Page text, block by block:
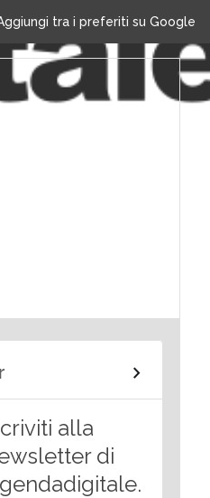
tra i preferiti su Google
alla
di